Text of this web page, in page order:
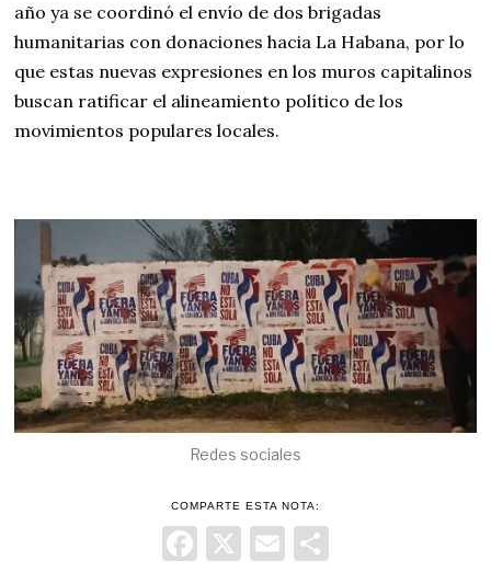
año ya se coordinó el envío de dos brigadas
humanitarias con donaciones hacia La Habana, por lo
que estas nuevas expresiones en los muros capitalinos
buscan ratificar el alineamiento político de los
movimientos populares locales.
Redes sociales
COMPARTE ESTA NOTA:
Facebook
X Email